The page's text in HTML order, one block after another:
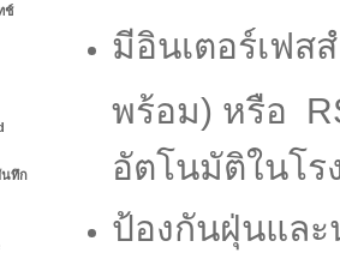
ช์
นทึก
มีอินเตอร์เฟส
พร้อม) หรือ
อัตโนมัติในโร
ป้องกันฝุ่นแล